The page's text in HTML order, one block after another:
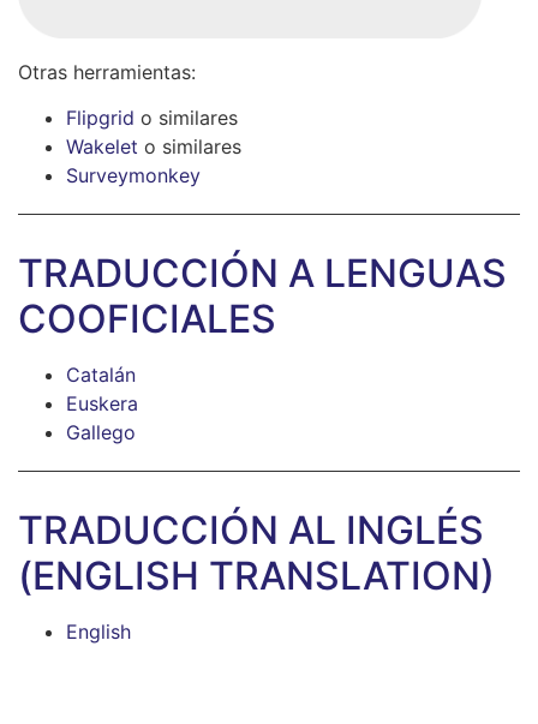
Otras herramientas:
Flipgrid o similares
Wakelet o similares
Surveymonkey
TRADUCCIÓN A LENGUAS
COOFICIALES
Catalán
Euskera
Gallego
TRADUCCIÓN AL INGLÉS
(ENGLISH TRANSLATION)
English